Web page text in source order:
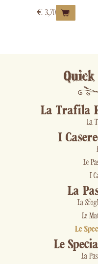
La Trafila
La
I
Le
I
La
La
Le
Le
Le
La
€3,70